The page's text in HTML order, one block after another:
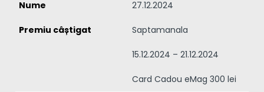
27.12.2024
Saptamanala
15.12.2024 – 21.12.2024
Card Cadou eMag 300 lei